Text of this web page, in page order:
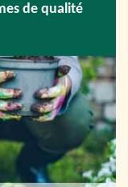
de qualité